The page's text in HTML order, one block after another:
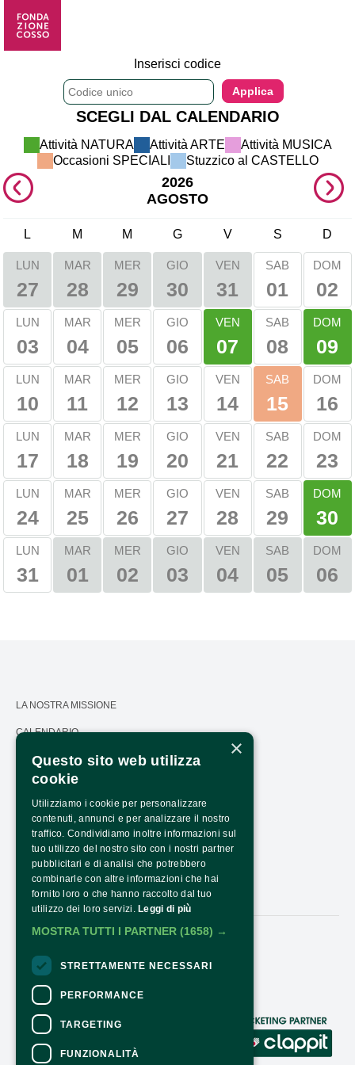
Inserisci codice
SCEGLI DAL CALENDARIO
Attività NATURA Attività ARTE
Attività MUSICA
Occasioni SPECIALI
Stuzzico al CASTELLO
2026
AGOSTO
L M M G V S D
LUN
27
MAR
28
MER
29
GIO
30
VEN
31
SAB
01
DOM
02
LUN
03
MAR
04
MER
05
GIO
06
VEN
07
SAB
08
DOM
09
LUN
10
MAR
11
MER
12
GIO
13
VEN
14
SAB
15
DOM
16
LUN
17
MAR
18
MER
19
GIO
20
VEN
21
SAB
22
DOM
23
LUN
24
MAR
25
MER
26
GIO
27
VEN
28
SAB
29
DOM
30
LUN
31
MAR
01
MER
02
GIO
03
VEN
04
SAB
05
DOM
06
LA NOSTRA MISSIONE
CALENDARIO
PRESS AREA
TRASPARENZA
PTRASPARENZA NRR - NEXTGENERATIONEU
COME ARRIVARE
ORARI E COSTI
CONTATTI
CONTATTI
Per informazioni e supporto all'acquisto
×
Questo sito web utilizza
cookie
Utilizziamo i cookie per personalizzare
contenuti, annunci e per analizzare il nostro
traffico. Condividiamo inoltre informazioni sul
tuo utilizzo del nostro sito con i nostri partner
pubblicitari e di analisi che potrebbero
combinarle con altre informazioni che hai
fornito loro o che hanno raccolto dal tuo
utilizzo dei loro servizi. Leggi di più
MOSTRA TUTTI I PARTNER (1658) →
STRETTAMENTE NECESSARI
PERFORMANCE
TARGETING
FUNZIONALITÀ